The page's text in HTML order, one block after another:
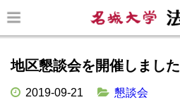
地区懇談会を開催しました
2019-09-21 懇談会